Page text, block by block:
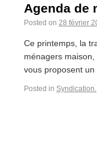
Agenda de
Posted on 28 février
Ce printemps, la
ménagers
vous proposent un
Posted in Syndication.